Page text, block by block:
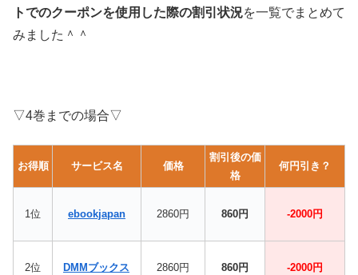
トでのクーポンを使用した際の割引状況を一覧でまとめて
みました＾＾
▽4巻までの場合▽
お得順 サービス名 価格
割引後の価
格
何円引き？
1位 ebookjapan 2860円 860円 -2000円
2位 DMMブックス 2860円 860円 -2000円